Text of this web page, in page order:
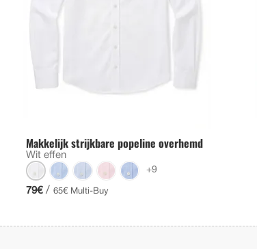
Makkelijk strijkbare popeline overhemd
Wit effen
+9
79€ / 65€ Multi-Buy